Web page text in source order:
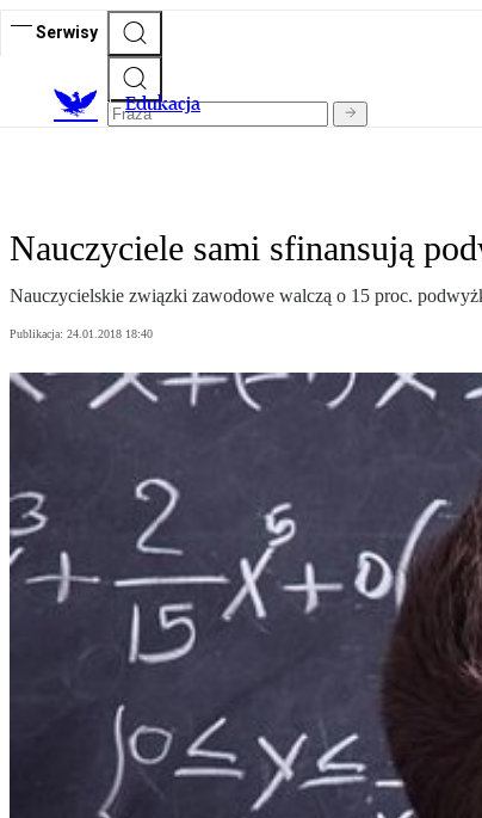
Serwisy
Edukacja
Nauczyciele sami sfinansują
Nauczycielskie związki zawodowe walczą o 15 proc.
Publikacja: 24.01.2018 18:40